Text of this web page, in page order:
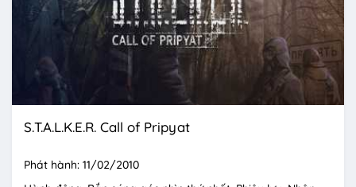
S.T.A.L.K.E.R. Call of Pripyat
Phát hành: 11/02/2010